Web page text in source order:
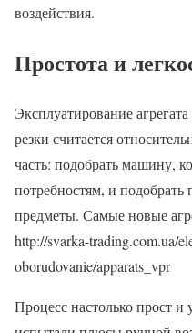
воздействия.
Простота и
Эксплуатирование
резки считается
часть: подобрать машину,
потребностям, и
предметы. Самые новые
http://svarka-trading.com.ua/
oborudovanie/apparats_vpr
Процесс настолько прост